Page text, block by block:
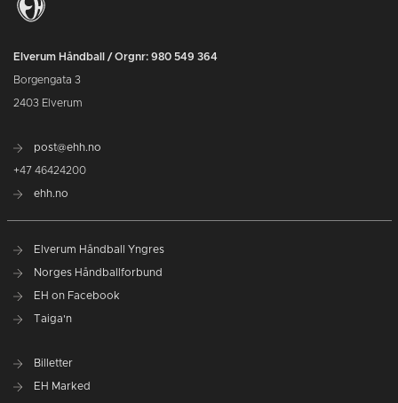
Elverum Håndball / Orgnr: 980 549 364
Borgengata 3
2403 Elverum
post@ehh.no
+47 46424200
ehh.no
Elverum Håndball Yngres
Norges Håndballforbund
EH on Facebook
Taiga'n
Billetter
EH Marked